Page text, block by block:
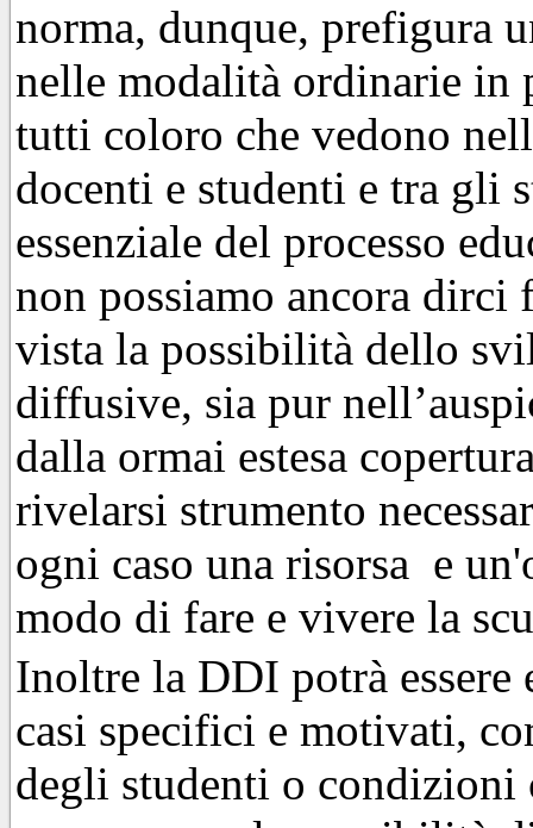
norma, dunque, prefigura
nelle modalità ordinarie in
tutti coloro che vedono
docenti e studenti e tra gli
essenziale del processo
non possiamo ancora dirci
vista la possibilità dello
diffusive, sia pur
dalla ormai estesa
rivelarsi strumento
ogni caso una risorsa e
modo di fare e vivere la
Inoltre la DDI potrà essere
casi specifici e motivati,
degli studenti o condizioni